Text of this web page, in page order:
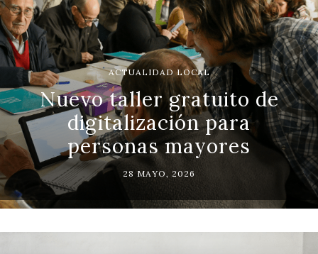
ACTUALIDAD LOCAL
Nuevo taller gratuito de
digitalización para
personas mayores
28 MAYO, 2026